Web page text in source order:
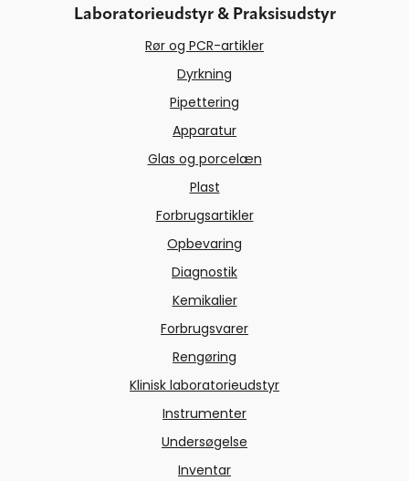
Laboratorieudstyr & Praksisudstyr
Rør og PCR-artikler
Dyrkning
Pipettering
Apparatur
Glas og porcelæn
Plast
Forbrugsartikler
Opbevaring
Diagnostik
Kemikalier
Forbrugsvarer
Rengøring
Klinisk laboratorieudstyr
Instrumenter
Undersøgelse
Inventar